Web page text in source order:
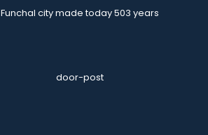
Funchal city made today 503 years
door-post